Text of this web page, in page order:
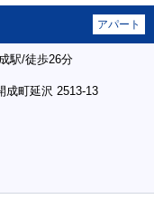
アパート
駅/徒歩26分
成町延沢 2513-13